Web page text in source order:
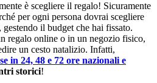
è scegliere il regalo! Sicuramente
per ogni persona dovrai scegliere
il budget che hai fissato.
regalo online o in un negozio fisico,
un cesto natalizio. Infatti,
in 24, 48 e 72 ore nazionali e
storici!